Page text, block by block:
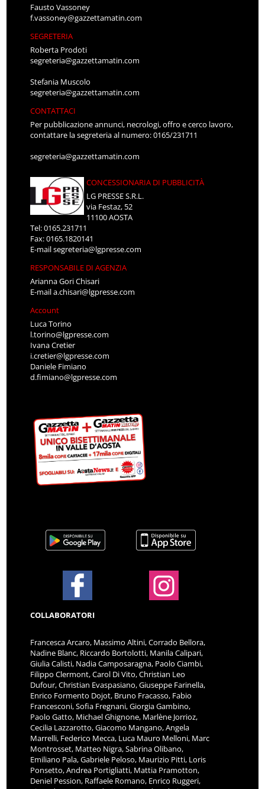
Fausto Vassoney
f.vassoney@gazzettamatin.com
SEGRETERIA
Roberta Prodoti
segreteria@gazzettamatin.com
Stefania Muscolo
segreteria@gazzettamatin.com
CONTATTACI
Per pubblicazione annunci, necrologi, offro e cerco lavoro,
contattare la segreteria al numero: 0165/231711
segreteria@gazzettamatin.com
CONCESSIONARIA DI PUBBLICITÀ
LG PRESSE S.R.L.
via Festaz, 52
11100 AOSTA
Tel: 0165.231711
Fax: 0165.1820141
E-mailsegreteria@lgpresse.com
RESPONSABILE DI AGENZIA
Arianna Gori Chisari
E-maila.chisari@lgpresse.com
Account
Luca Torino
l.torino@lgpresse.com
Ivana Cretier
i.cretier@lgpresse.com
Daniele Fimiano
d.fimiano@lgpresse.com
COLLABORATORI
Francesca Arcaro, Massimo Altini, Corrado Bellora,
Nadine Blanc, Riccardo Bortolotti, Manila Calipari,
Giulia Calisti, Nadia Camposaragna, Paolo Ciambi,
Filippo Clermont, Carol Di Vito, Christian Leo
Dufour, Christian Evaspasiano, Giuseppe Farinella,
Enrico Formento Dojot, Bruno Fracasso, Fabio
Francesconi, Sofia Fregnani, Giorgia Gambino,
Paolo Gatto, Michael Ghignone, Marlène Jorrioz,
Cecilia Lazzarotto, Giacomo Mangano, Angela
Marrelli, Federico Mecca, Luca Mauro Melloni, Marc
Montrosset, Matteo Nigra, Sabrina Olibano,
Emiliano Pala, Gabriele Peloso, Maurizio Pitti, Loris
Ponsetto, Andrea Portigliatti, Mattia Pramotton,
Deniel Pession, Raffaele Romano, Enrico Ruggeri,